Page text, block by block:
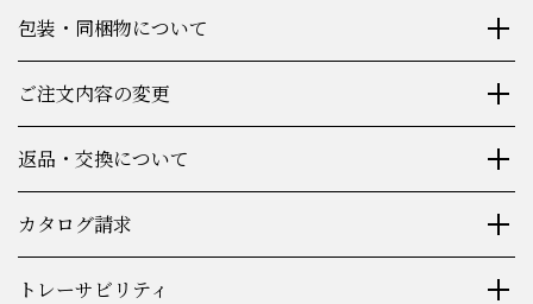
包装・同梱物について
ご注文内容の変更
返品・交換について
カタログ請求
トレーサビリティ